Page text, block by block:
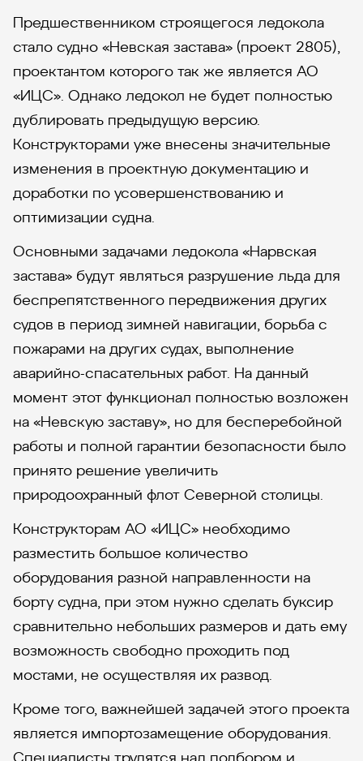
Предшественником строящегося ледокола
стало судно «Невская застава» (проект 2805),
проектантом которого так же является АО
«ИЦС». Однако ледокол не будет полностью
дублировать предыдущую версию.
Конструкторами уже внесены значительные
изменения в проектную документацию и
доработки по усовершенствованию и
оптимизации судна.
Основными задачами ледокола «Нарвская
застава» будут являться разрушение льда для
беспрепятственного передвижения других
судов в период зимней навигации, борьба с
пожарами на других судах, выполнение
аварийно-спасательных работ. На данный
момент этот функционал полностью возложен
на «Невскую заставу», но для бесперебойной
работы и полной гарантии безопасности было
принято решение увеличить
природоохранный флот Северной столицы.
Конструкторам АО «ИЦС» необходимо
разместить большое количество
оборудования разной направленности на
борту судна, при этом нужно сделать буксир
сравнительно небольших размеров и дать ему
возможность свободно проходить под
мостами, не осуществляя их развод.
Кроме того, важнейшей задачей этого проекта
является импортозамещение оборудования.